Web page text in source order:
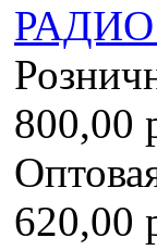
РАДИО
800,00
620,00